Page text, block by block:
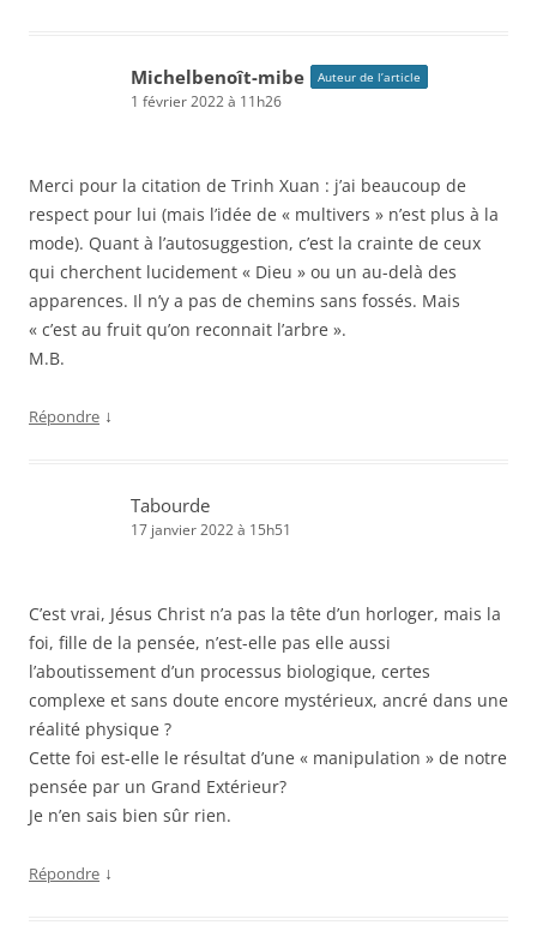
Michelbenoît-mibe Auteur de l’article
1 février 2022 à 11h26
Merci pour la citation de Trinh Xuan : j’ai beaucoup de
respect pour lui (mais l’idée de « multivers » n’est plus à la
mode). Quant à l’autosuggestion, c’est la crainte de ceux
qui cherchent lucidement « Dieu » ou un au-delà des
apparences. Il n’y a pas de chemins sans fossés. Mais
« c’est au fruit qu’on reconnait l’arbre ».
M.B.
Répondre ↓
Tabourde
17 janvier 2022 à 15h51
C’est vrai, Jésus Christ n’a pas la tête d’un horloger, mais la
foi, fille de la pensée, n’est-elle pas elle aussi
l’aboutissement d’un processus biologique, certes
complexe et sans doute encore mystérieux, ancré dans une
réalité physique ?
Cette foi est-elle le résultat d’une « manipulation » de notre
pensée par un Grand Extérieur?
Je n’en sais bien sûr rien.
Répondre ↓